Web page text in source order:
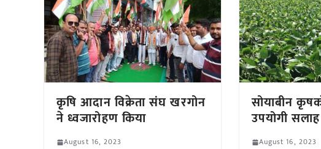
कृषि आदान विक्रेता संघ खरगोन
ने ध्वजारोहण किया
August 16, 2023
सोयाबीन
उपयोगी
August 16, 2023